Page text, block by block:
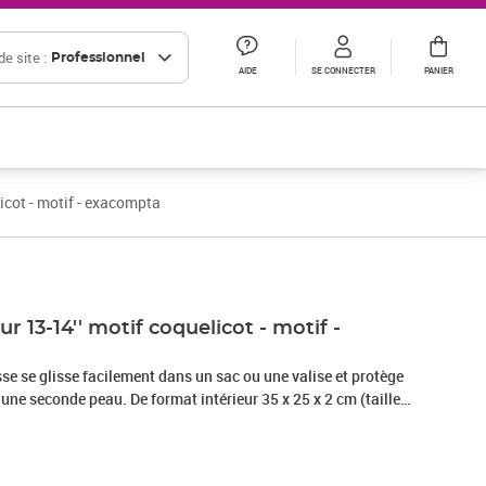
site : Professionnel
AIDE SE CONNECTER PANIER
- motif - exacompta
13-14'' motif coquelicot - motif -
se glisse facilement dans un sac ou une valise et protège
seconde peau. De format intérieur 35 x 25 x 2 cm (taille
elle est compatible avec tout ordinateur portable
Finitions soignées : poignée rétractable pour une bonne